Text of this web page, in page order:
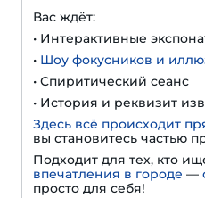
Вас ждёт:
• Интерактивные
• Шоу фокусников и
• Спиритический сеанс
• История и реквизит
Здесь всё происходит
вы становитесь частью
Подходит для тех, кто
впечатления в городе —
просто для себя!